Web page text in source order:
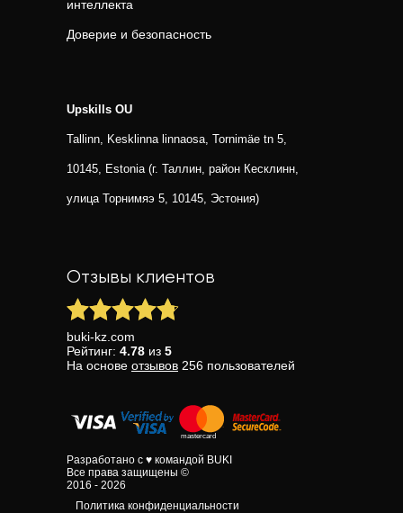
интеллекта
Доверие и безопасность
Upskills OU
Tallinn, Kesklinna linnaosa, Tornimäe tn 5,
10145, Estonia (г. Таллин, район Кесклинн,
улица Торнимяэ 5, 10145, Эстония)
Отзывы клиентов
buki-kz.com
Рейтинг: 4.78 из 5
На основе отзывов 256 пользователей
Разработано с ♥ командой BUKI
Все права защищены ©
2016 - 2026
Политика конфиденциальности